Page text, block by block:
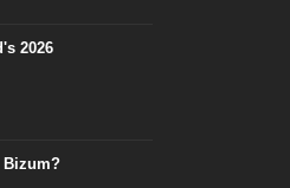
2026
Bizum?